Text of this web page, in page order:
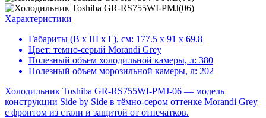
Характеристики
Габариты (В х Ш х Г), см: 177.5 х 91 х 69.8
Цвет: темно-серый Morandi Grey
Полезный объем холодильной камеры, л: 380
Полезный объем морозильной камеры, л: 202
Холодильник Toshiba GR-RS755WI-PMJ-06 — модель
конструкции Side by Side в тёмно-сером оттенке Morandi Grey
с фронтом из стали и защитой от отпечатков.